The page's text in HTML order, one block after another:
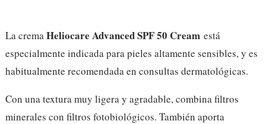
La cremaHeliocare Advanced SPF 50 Creamestá
especialmente indicada para pieles altamente sensibles, y es
habitualmente recomendada en consultas dermatológicas.
Con una textura muy ligera y agradable, combina filtros
minerales con filtros fotobiológicos. También aporta